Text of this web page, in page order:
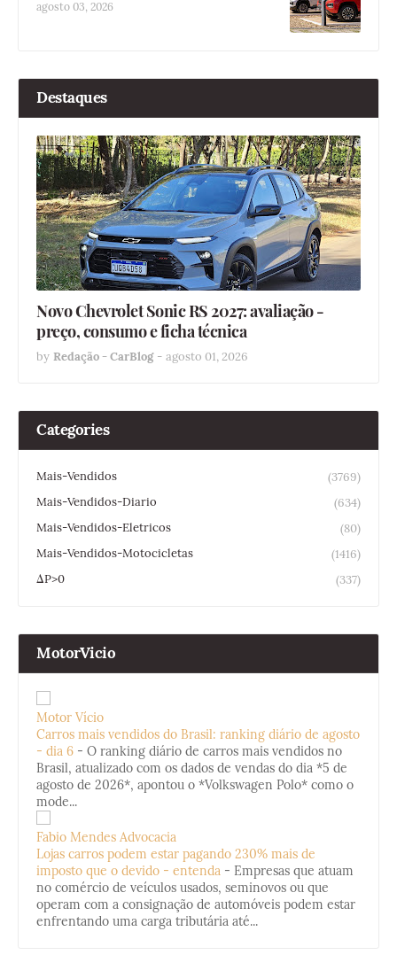
agosto 03, 2026
Destaques
Novo Chevrolet Sonic RS 2027: avaliação -
preço, consumo e ficha técnica
by Redação - CarBlog - agosto 01, 2026
Categories
Mais-Vendidos
(3769)
Mais-Vendidos-Diario
(634)
Mais-Vendidos-Eletricos
(80)
Mais-Vendidos-Motocicletas
(1416)
ΔP>0
(337)
MotorVicio
Motor Vício
Carros mais vendidos do Brasil: ranking diário de agosto
- dia 6 - O ranking diário de carros mais vendidos no
Brasil, atualizado com os dados de vendas do dia *5 de
agosto de 2026*, apontou o *Volkswagen Polo* como o
mode...
Fabio Mendes Advocacia
Lojas carros podem estar pagando 230% mais de
imposto que o devido - entenda - Empresas que atuam
no comércio de veículos usados, seminovos ou que
operam com a consignação de automóveis podem estar
enfrentando uma carga tributária até...